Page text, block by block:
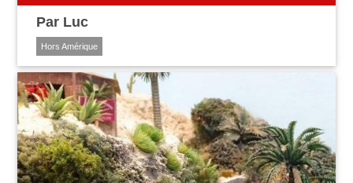
Par Luc
Hors Amérique